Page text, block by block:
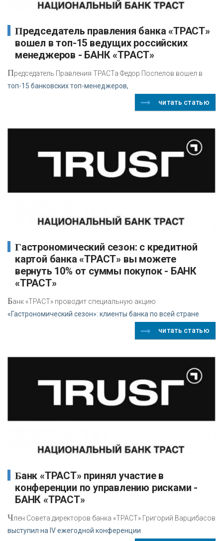
Председатель правления банка «ТРАСТ»
вошел в топ-15 ведущих российских
менеджеров - БАНК «ТРАСТ»
Председатель Правления ТРАСТа Федор Поспелов вошел в
топ-15 банковских топ-менеджеров,
читать статью
Гастрономический сезон: с кредитной
картой банка «ТРАСТ» вы можете
вернуть 10% от суммы покупок - БАНК
«ТРАСТ»
Банк «ТРАСТ» проводит специальную акцию
«Гастрономический сезон»: клиенты банка по всей стране
читать статью
Банк «ТРАСТ» принял участие в
конференции по управлению рисками -
БАНК «ТРАСТ»
Член Совета директоров банка «ТРАСТ» Григорий Варцибасов
выступил на IV ежегодной конференции